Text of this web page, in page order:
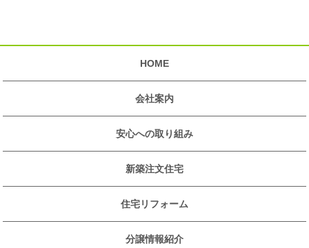
HOME
会社案内
安心への取り組み
新築注文住宅
住宅リフォーム
分譲情報紹介